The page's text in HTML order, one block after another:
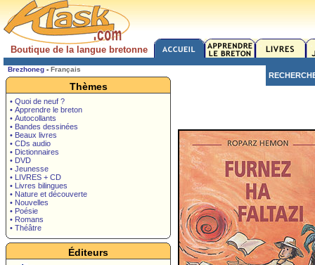
Boutique de la langue bretonne
Brezhoneg - Français
Thèmes
• Quoi de neuf ?
• Apprendre le breton
• Autocollants
• Bandes dessinées
• Beaux livres
• CDs audio
• Dictionnaires
• DVD
• Jeunesse
• LIVRES + CD
• Livres bilingues
• Nature et découverte
• Nouvelles
• Poésie
• Romans
• Théâtre
Éditeurs